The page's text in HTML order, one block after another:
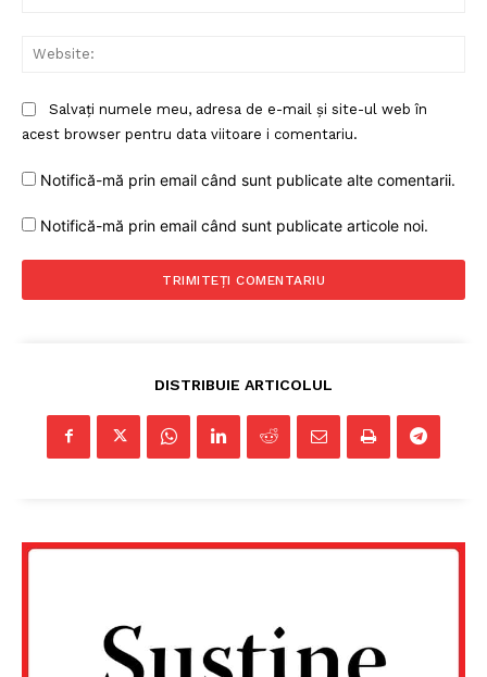
Salvați numele meu, adresa de e-mail și site-ul web în
acest browser pentru data viitoare i comentariu.
Notifică-mă prin email când sunt publicate alte comentarii.
Notifică-mă prin email când sunt publicate articole noi.
DISTRIBUIE ARTICOLUL